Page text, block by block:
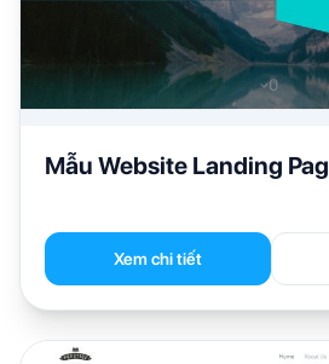
Mẫu Website Landing
Xem chi tiết